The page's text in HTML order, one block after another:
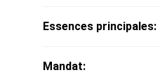
Essences principales:
Mandat: